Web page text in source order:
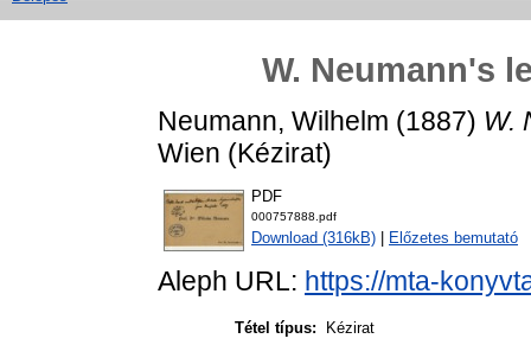
W. Neumann's
Neumann, Wilhelm (1887) W.
Wien (Kézirat)
PDF
000757888.pdf
Download (316kB) Előzetes bemutató
Aleph URL: https://mta-
Tétel típus:
Kézirat